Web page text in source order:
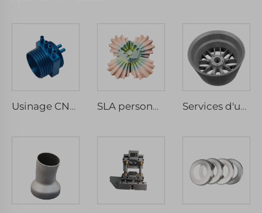
Usinage CNC sur mesure d'acier inoxydable et d'aluminium anodisé, services micro-inclus de fraisage, perçage, fil électro-érosion, rainurage SLA personnalisé SLS PLA Jouet art plastique Nylon ABS résine PC 3D Prototypage rapide Modèle d'impression Service d'usinage CNC Services d'usinage CNC haute précision sur mesure Aluminium Acier inoxydable Perçage Prototypage rapide EDM fil Brousse